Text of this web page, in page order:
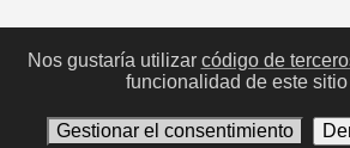
Nos gustaría utilizar código de
funcionalidad de este
Gestionar el consentimiento